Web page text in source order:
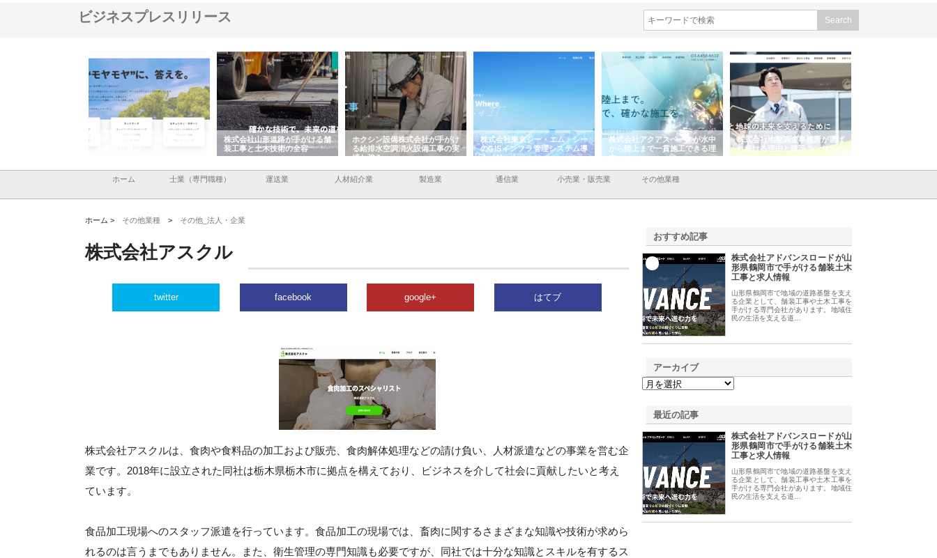
ビジネスプレスリリース
株式会社ＣＳＡの事業内容と強
株式会社山形道路が手がける舗
装工事と土木技術の全容
ホクシン設備株式会社が手がけ
る給排水空調消火設備工事の実
績と強み
株式会社東京シー・エム・シー
のGISインフラ管理システム導
入メリット
株式会社アクアスペースが水中
から陸上まで一貫施工できる理
由
株式会社地盤調査事務所が選ば
れ続ける理由と建設コンサルの
強み
ホーム 士業（専門職種） 運送業 人材紹介業 製造業 通信業 小売業・販売業 その他業種
ホーム > その他業種 > その他_法人・企業
株式会社アスクル
twitter facebook google+ はてブ
株式会社アスクルは、食肉や食料品の加工および販売、食肉解体処理などの請け負い、人材派遣などの事業を営む企
業です。2018年に設立された同社は栃木県栃木市に拠点を構えており、ビジネスを介して社会に貢献したいと考え
ています。
食品加工現場へのスタッフ派遣を行っています。食品加工の現場では、畜肉に関するさまざまな知識や技術が求めら
れるのは言うまでもありません。また、衛生管理の専門知識も必要ですが、同社では十分な知識とスキルを有するス
おすすめ記事
株式会社アドバンスロードが山
形県鶴岡市で手がける舗装土木
工事と求人情報
山形県鶴岡市で地域の道路基盤を支え
る企業として、舗装工事や土木工事を
手がける専門会社があります。地域住
民の生活を支える道…
アーカイブ
最近の記事
株式会社アドバンスロードが山
形県鶴岡市で手がける舗装土木
工事と求人情報
山形県鶴岡市で地域の道路基盤を支え
る企業として、舗装工事や土木工事を
手がける専門会社があります。地域住
民の生活を支える道…